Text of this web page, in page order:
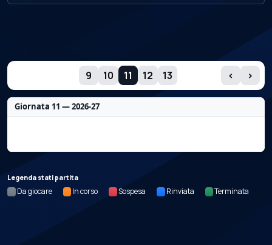
9 10 11 12 13 ‹ ›
Giornata 11 — 2026-27
Legenda stati partita
Da giocare In corso Sospesa Rinviata Terminata